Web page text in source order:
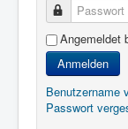
Passwort
Angemeldet
Anmelden
Benutzername
Passwort